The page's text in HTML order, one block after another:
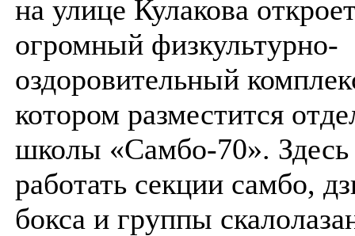
на улице Кулакова
огромный физкультурно-
оздоровительный
котором разместится
школы «Самбо-70». Здесь
работать секции самбо,
бокса и группы